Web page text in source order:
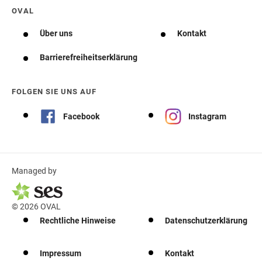
OVAL
Über uns Kontakt
Barrierefreiheitserklärung
FOLGEN SIE UNS AUF
Facebook Instagram
Managed by
© 2026 OVAL
Rechtliche Hinweise
Datenschutzerklärung
Impressum Kontakt